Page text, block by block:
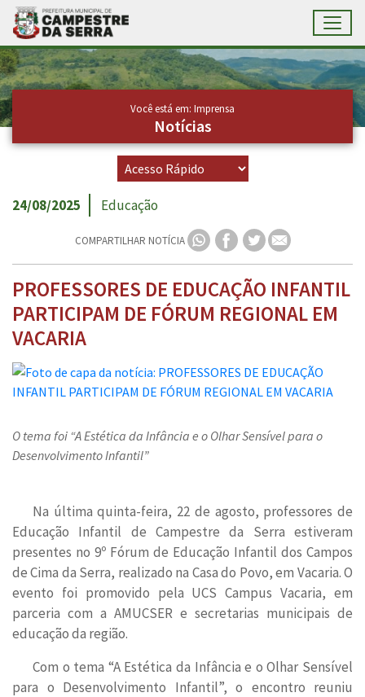
Ir para conteúdo principal
Conteúdo Principal
Você está em: Imprensa
Notícias
24/08/2025 Educação
COMPARTILHAR NOTÍCIA
PROFESSORES DE EDUCAÇÃO INFANTIL
PARTICIPAM DE FÓRUM REGIONAL EM
VACARIA
O tema foi “A Estética da Infância e o Olhar Sensível para o
Desenvolvimento Infantil”
Na última quinta-feira, 22 de agosto, professores de
Educação Infantil de Campestre da Serra estiveram
presentes no 9º Fórum de Educação Infantil dos Campos
de Cima da Serra, realizado na Casa do Povo, em Vacaria. O
evento foi promovido pela UCS Campus Vacaria, em
parceria com a AMUCSER e secretarias municipais de
educação da região.
Com o tema “A Estética da Infância e o Olhar Sensível
para o Desenvolvimento Infantil”, o encontro reuniu